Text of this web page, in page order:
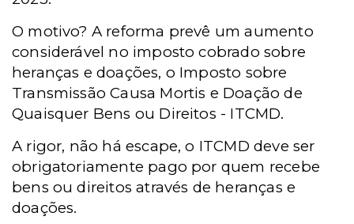
O motivo? A reforma prevê um aumento
considerável no imposto cobrado sobre
heranças e doações, o Imposto sobre
Transmissão Causa Mortis e Doação de
Quaisquer Bens ou Direitos - ITCMD.
A rigor, não há escape, o ITCMD deve ser
obrigatoriamente pago por quem recebe
bens ou direitos através de heranças e
doações.